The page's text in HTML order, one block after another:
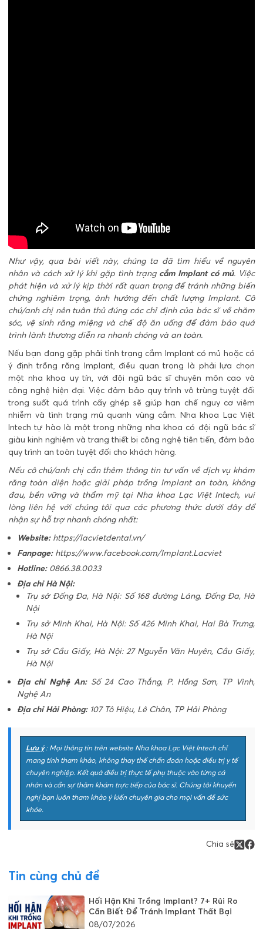
Như vậy, qua bài viết này, chúng ta đã tìm hiểu về nguyên
nhân và cách xử lý khi gặp tình trạng cắm Implant có mủ. Việc
phát hiện và xử lý kịp thời rất quan trọng để tránh những biến
chứng nghiêm trọng, ảnh hưởng đến chất lượng Implant. Cô
chú/anh chị nên tuân thủ đúng các chỉ định của bác sĩ về chăm
sóc, vệ sinh răng miệng và chế độ ăn uống để đảm bảo quá
trình lành thương diễn ra nhanh chóng và an toàn.
Nếu bạn đang gặp phải tình trạng cắm Implant có mủ hoặc có
ý định trồng răng Implant, điều quan trọng là phải lựa chọn
một nha khoa uy tín, với đội ngũ bác sĩ chuyên môn cao và
công nghệ hiện đại. Việc đảm bảo quy trình vô trùng tuyệt đối
trong suốt quá trình cấy ghép sẽ giúp hạn chế nguy cơ viêm
nhiễm và tình trạng mủ quanh vùng cắm. Nha khoa Lạc Việt
Intech tự hào là một trong những nha khoa có đội ngũ bác sĩ
giàu kinh nghiệm và trang thiết bị công nghệ tiên tiến, đảm bảo
quy trình an toàn tuyệt đối cho khách hàng.
Nếu cô chú/anh chị cần thêm thông tin tư vấn về dịch vụ khám
răng toàn diện hoặc giải pháp trồng Implant an toàn, không
đau, bền vững và thẩm mỹ tại Nha khoa Lạc Việt Intech, vui
lòng liên hệ với chúng tôi qua các phương thức dưới đây để
nhận sự hỗ trợ nhanh chóng nhất:
Website: https://lacvietdental.vn/
Fanpage: https://www.facebook.com/Implant.Lacviet
Hotline:0866.38.0033
Địa chỉ Hà Nội:
Trụ sở Đống Đa, Hà Nội: Số 168 đường Láng, Đống Đa, Hà
Nội
Trụ sở Minh Khai, Hà Nội: Số 426 Minh Khai, Hai Bà Trưng,
Hà Nội
Trụ sở Cầu Giấy, Hà Nội: 27 Nguyễn Văn Huyên, Cầu Giấy,
Hà Nội
Địa chỉ Nghệ An:Số 24 Cao Thắng, P. Hồng Sơn, TP Vinh,
Nghệ An
Địa chỉ Hải Phòng:107 Tô Hiệu, Lê Chân, TP Hải Phòng
Lưu ý: Mọi thông tin trên website Nha khoa Lạc Việt Intech chỉ
mang tính tham khảo, không thay thế chẩn đoán hoặc điều trị y tế
chuyên nghiệp. Kết quả điều trị thực tế phụ thuộc vào từng cá
nhân và cần sự thăm khám trực tiếp của bác sĩ. Chúng tôi khuyến
nghị bạn luôn tham khảo ý kiến chuyên gia cho mọi vấn đề sức
khỏe.
Chia sẻ
Tin cùng chủ đề
Hối Hận Khi Trồng Implant? 7+ Rủi Ro
Cần Biết Để Tránh Implant Thất Bại
08/07/2026